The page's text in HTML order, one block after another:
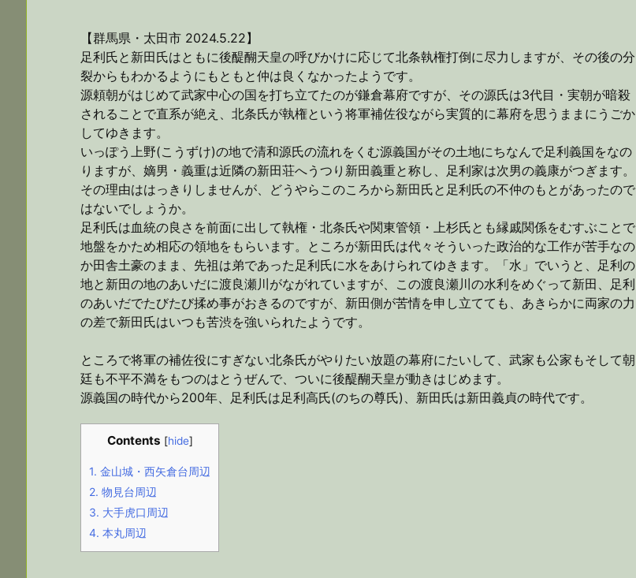
【群馬県・太田市 2024.5.22】
足利氏と新田氏はともに後醍醐天皇の呼びかけに応じて北条執権打倒に尽力しますが、その後の分
裂からもわかるようにもともと仲は良くなかったようです。
源頼朝がはじめて武家中心の国を打ち立てたのが鎌倉幕府ですが、その源氏は3代目・実朝が暗殺
されることで直系が絶え、北条氏が執権という将軍補佐役ながら実質的に幕府を思うままにうごか
してゆきます。
いっぽう上野(こうずけ)の地で清和源氏の流れをくむ源義国がその土地にちなんで足利義国をなの
りますが、嫡男・義重は近隣の新田荘へうつり新田義重と称し、足利家は次男の義康がつぎます。
その理由ははっきりしませんが、どうやらこのころから新田氏と足利氏の不仲のもとがあったので
はないでしょうか。
足利氏は血統の良さを前面に出して執権・北条氏や関東管領・上杉氏とも縁戚関係をむすぶことで
地盤をかため相応の領地をもらいます。ところが新田氏は代々そういった政治的な工作が苦手なの
か田舎土豪のまま、先祖は弟であった足利氏に水をあけられてゆきます。「水」でいうと、足利の
地と新田の地のあいだに渡良瀬川がながれていますが、この渡良瀬川の水利をめぐって新田、足利
のあいだでたびたび揉め事がおきるのですが、新田側が苦情を申し立てても、あきらかに両家の力
の差で新田氏はいつも苦渋を強いられたようです。
ところで将軍の補佐役にすぎない北条氏がやりたい放題の幕府にたいして、武家も公家もそして朝
廷も不平不満をもつのはとうぜんで、ついに後醍醐天皇が動きはじめます。
源義国の時代から200年、足利氏は足利高氏(のちの尊氏)、新田氏は新田義貞の時代です。
Contents [hide]
1. 金山城・西矢倉台周辺
2. 物見台周辺
3. 大手虎口周辺
4. 本丸周辺